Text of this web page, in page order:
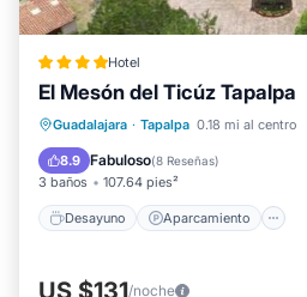
Hotel
El Mesón del Ticúz Tapalpa
Guadalajara · Tapalpa 0.18 mi al centro
8.9 Fabuloso(8 Reseñas)
3 baños 107.64 pies²
Desayuno Aparcamiento
Desayuno
Aparcamiento
Balcón/Terraza
US $131/noche